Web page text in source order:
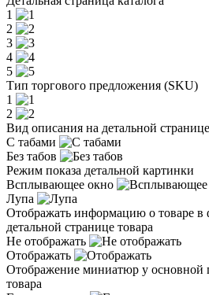
1
2
3
4
5
Тип торгового предложения (SKU)
1
2
Вид описания на детальной
С табами
Без табов
Режим показа детальной картинки
Всплывающее окно
Лупа
Отображать информацию о товаре в
детальной странице товара
Не отображать
Отображать
Отображение миниатюр у основной
товара